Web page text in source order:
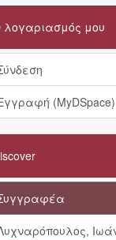
μου
(MyDSpace)